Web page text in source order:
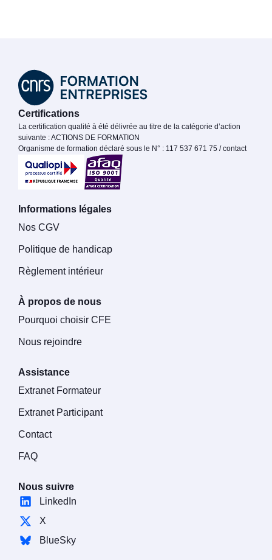
Certifications
La certification qualité à été délivrée au titre de la catégorie d’action
suivante : ACTIONS DE FORMATION
Organisme de formation déclaré sous le N° : 117 537 671 75 / contact
Informations légales
Nos CGV
Politique de handicap
Règlement intérieur
À propos de nous
Pourquoi choisir CFE
Nous rejoindre
Assistance
Extranet Formateur
Extranet Participant
Contact
FAQ
Nous suivre
LinkedIn
X
BlueSky